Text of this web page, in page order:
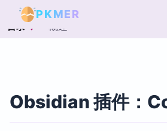
PKMER
目录 概述
Obsidian 插件：